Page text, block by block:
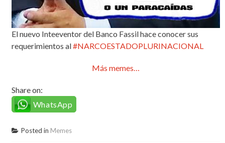
El nuevo Inteeventor del Banco Fassil hace conocer sus
requerimientos al#NARCOESTADOPLURINACIONAL
Más memes…
Share on:
WhatsApp
Posted in Memes